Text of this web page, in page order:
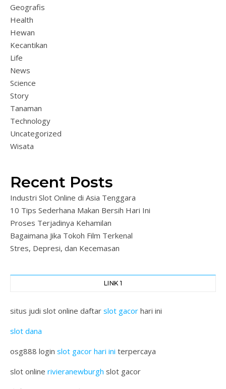
Geografis
Health
Hewan
Kecantikan
Life
News
Science
Story
Tanaman
Technology
Uncategorized
Wisata
Recent Posts
Industri Slot Online di Asia Tenggara
10 Tips Sederhana Makan Bersih Hari Ini
Proses Terjadinya Kehamilan
Bagaimana Jika Tokoh Film Terkenal
Stres, Depresi, dan Kecemasan
LINK 1
situs judi slot online daftar slot gacor hari ini
slot dana
osg888 login slot gacor hari ini terpercaya
slot online rivieranewburgh slot gacor